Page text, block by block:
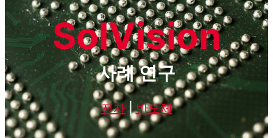
기
SolVision
사례 연구
전자|반도체